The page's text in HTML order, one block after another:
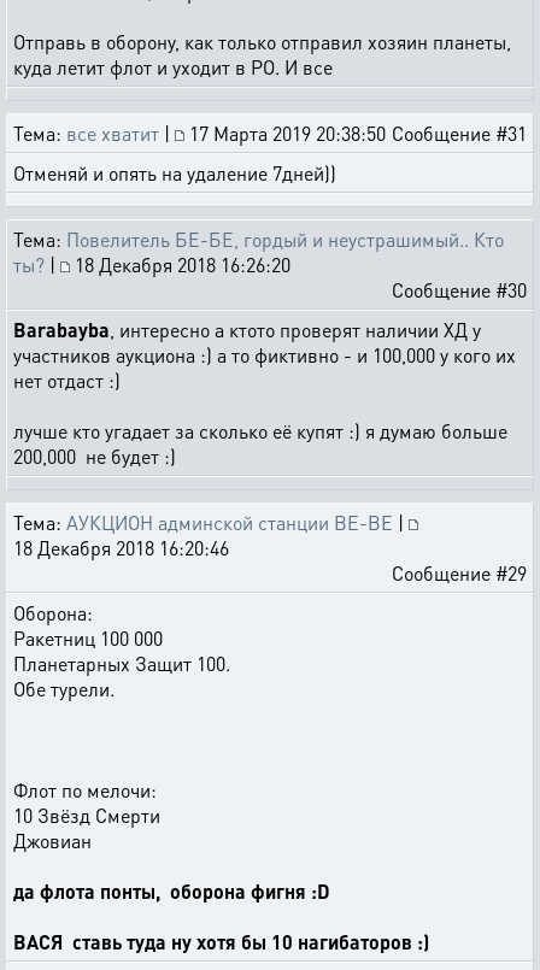
Отправь в оборону, как только отправил хозяин планеты,
куда летит флот и уходит в РО. И все
Тема: все хватит | 17 Марта 2019 20:38:50 Сообщение #31
Отменяй и опять на удаление 7дней))
Тема: Повелитель БЕ-БЕ, гордый и неустрашимый.. Кто
ты? |
18 Декабря 2018 16:26:20
Сообщение #30
Barabayba , интересно а ктото проверят наличии ХД у
участников аукциона :) а то фиктивно - и 100,000 у кого их
нет отдаст :)
лучше кто угадает за сколько её купят :) я думаю больше
200,000 не будет :)
Тема: АУКЦИОН админской станции BE-BE |
18 Декабря 2018 16:20:46
Сообщение #29
Оборона:
Ракетниц 100 000
Планетарных Защит 100.
Обе турели.
Флот по мелочи:
10 Звёзд Смерти
Джовиан
да флота понты, оборона фигня :D
ВАСЯ ставь туда ну хотя бы 10 нагибаторов :)